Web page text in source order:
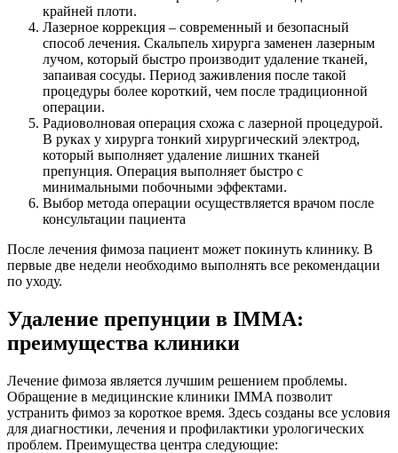
крайней плоти.
Лазерное коррекция – современный и безопасный
способ лечения. Скальпель хирурга заменен лазерным
лучом, который быстро производит удаление тканей,
запаивая сосуды. Период заживления после такой
процедуры более короткий, чем после традиционной
операции.
Радиоволновая операция схожа с лазерной процедурой.
В руках у хирурга тонкий хирургический электрод,
который выполняет удаление лишних тканей
препунция. Операция выполняет быстро с
минимальными побочными эффектами.
Выбор метода операции осуществляется врачом после
консультации пациента
После лечения фимоза пациент может покинуть клинику. В
первые две недели необходимо выполнять все рекомендации
по уходу.
Удаление препунции в IMMA:
преимущества клиники
Лечение фимоза является лучшим решением проблемы.
Обращение в медицинские клиники IMMA позволит
устранить фимоз за короткое время. Здесь созданы все условия
для диагностики, лечения и профилактики урологических
проблем. Преимущества центра следующие: